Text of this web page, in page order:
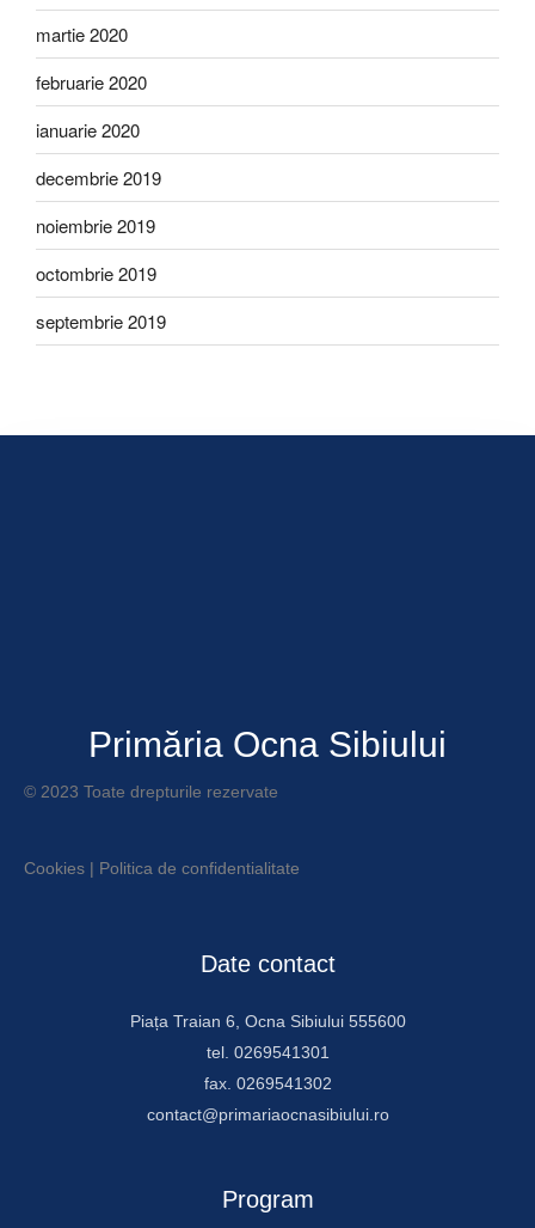
martie 2020
februarie 2020
ianuarie 2020
decembrie 2019
noiembrie 2019
octombrie 2019
septembrie 2019
Primăria Ocna Sibiului
© 2023 Toate drepturile rezervate
Cookies | Politica de confidentialitate
Date contact
Piața Traian 6, Ocna Sibiului 555600
tel. 0269541301
fax. 0269541302
contact@primariaocnasibiului.ro
Program